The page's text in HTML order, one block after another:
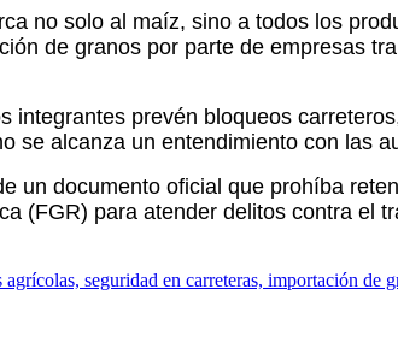
no solo al maíz, sino a todos los
de granos por parte de empresas
integrantes prevén bloqueos
se alcanza un entendimiento con las
un documento oficial que prohíba
(FGR) para atender delitos contra el
seguridad en carreteras, importación de